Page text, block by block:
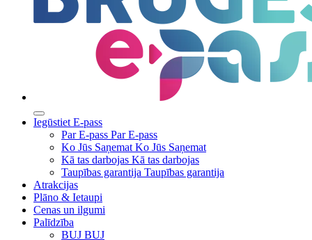
Iegūstiet E-pass
Par E-pass Par E-pass
Ko Jūs Saņemat Ko Jūs Saņemat
Kā tas darbojas Kā tas darbojas
Taupības garantija Taupības garantija
Atrakcijas
Plāno & Ietaupi
Cenas un ilgumi
Palīdzība
BUJ BUJ